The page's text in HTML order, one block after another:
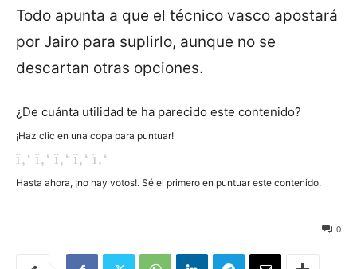
Todo apunta a que el técnico vasco apostará
por Jairo para suplirlo, aunque no se
descartan otras opciones.
¿De cuánta utilidad te ha parecido este contenido?
¡Haz clic en una copa para puntuar!
Hasta ahora, ¡no hay votos!. Sé el primero en puntuar este contenido.
0